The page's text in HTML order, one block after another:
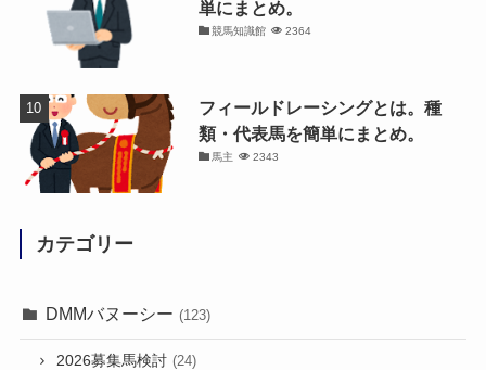
単にまとめ。
競馬知識館 2364
フィールドレーシングとは。種
類・代表馬を簡単にまとめ。
馬主 2343
カテゴリー
DMMバヌーシー (123)
2026募集馬検討 (24)